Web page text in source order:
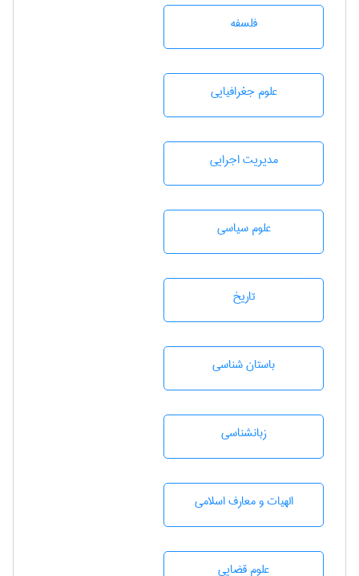
فلسفه
علوم جغرافيايی
مديريت اجرايی
علوم سياسی
تاريخ
باستان شناسی
زبانشناسی
الهیات و معارف اسلامی
علوم قضایی